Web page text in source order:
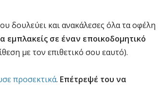
δουλεύει και ανακάλεσες όλα τα οφέλη
εμπλακείς σε έναν εποικοδομητικό
με τον επιθετικό σου εαυτό).
προσεκτικά. Επέτρεψέ του να